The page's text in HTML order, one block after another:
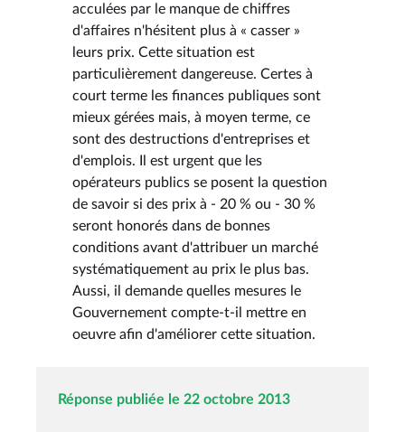
acculées par le manque de chiffres
d'affaires n'hésitent plus à « casser »
leurs prix. Cette situation est
particulièrement dangereuse. Certes à
court terme les finances publiques sont
mieux gérées mais, à moyen terme, ce
sont des destructions d'entreprises et
d'emplois. Il est urgent que les
opérateurs publics se posent la question
de savoir si des prix à - 20 % ou - 30 %
seront honorés dans de bonnes
conditions avant d'attribuer un marché
systématiquement au prix le plus bas.
Aussi, il demande quelles mesures le
Gouvernement compte-t-il mettre en
oeuvre afin d'améliorer cette situation.
Réponse publiée le 22 octobre 2013